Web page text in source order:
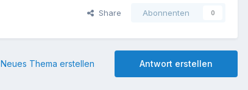
Share Abonnenten 0
Antwort erstellen
Neues Thema erstellen